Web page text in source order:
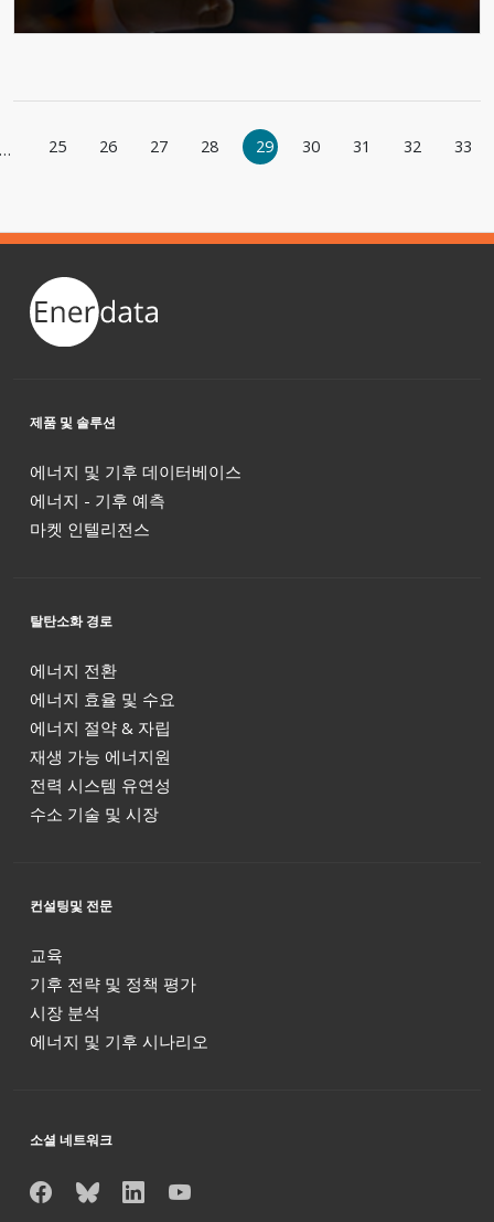
지
… 25 26 27 28 29 30 31 32 33
제품 및 솔루션
에너지 및 기후 데이터베이스
에너지 - 기후 예측
마켓 인텔리전스
탈탄소화 경로
에너지 전환
에너지 효율 및 수요
에너지 절약 & 자립
재생 가능 에너지원
전력 시스템 유연성
수소 기술 및 시장
컨설팅및 전문
교육
기후 전략 및 정책 평가
시장 분석
에너지 및 기후 시나리오
소셜 네트워크